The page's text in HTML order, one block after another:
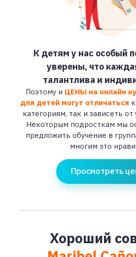
К детям у нас особый
уверены, что
талантлива и
Поэтому и ЦЕНЫ на онлайн
для детей могут отличаться
категориям, так и зависеть
Некоторым подросткам мы
предложить обучение в
многим это
Просмотреть
Хороший